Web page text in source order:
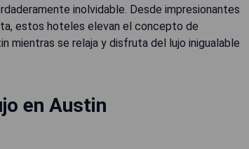
inolvidable. Desde impresionantes
estos hoteles elevan el concepto de
mientras se relaja y disfruta del lujo inigualable
en Austin